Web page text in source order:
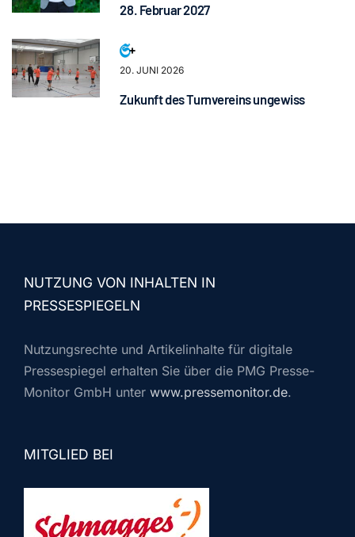
28. Februar 2027
20. JUNI 2026
Zukunft des Turnvereins ungewiss
NUTZUNG VON INHALTEN IN
PRESSESPIEGELN
Nutzungsrechte und Artikelinhalte für digitale
Pressespiegel erhalten Sie über die PMG Presse-
Monitor GmbH unter www.pressemonitor.de.
MITGLIED BEI